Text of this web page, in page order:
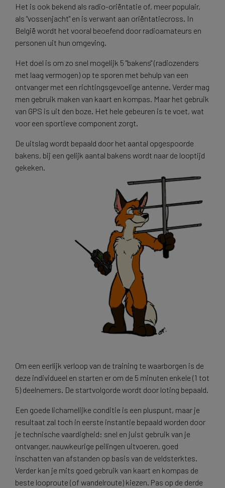
Het is ook bekend als radio-oriëntatie of, meer populair,
als "vossenjacht" en is verwant aan oriëntatiecross. In
België wordt het vooral beoefend door radioamateurs en
personen uit hun omgeving.
Het doel is om zo snel mogelijk 5 "bakens" (radiozenders
met laag vermogen) op te sporen met behulp van een
ontvanger met een richtingsgevoelige antenne. Verder mag
men gebruik maken van kaart en kompas. Maar het gebruik
van GPS is uit den boze. Het hele gebeuren is te voet, wat
voor een sportieve component zorgt.
De uitslag wordt bepaald door het aantal opgespoorde
bakens, bij een gelijk aantal bakens wordt naar de looptijd
gekeken.
Om een eerlijk verloop van de training te waarborgen is de
deze individueel en starten er om de 5 minuten enkele (1 tot
5) deelnemers. De startvolgorde wordt door loting bepaald.
Een goede lichamelijke conditie is een pluspunt, maar je
resultaat zal toch in eerste instantie bepaald worden door
je technische vaardigheid: snel en juist gebruik van je
ontvanger, nauwkeurige peilingen uitvoeren, goed
inschatten van afstanden op basis van de veldsterktes.
Verder kan je mits goed gebruik van kaart en kompas de
beste looproute (of wandelroute) kiezen. Pas op de derde